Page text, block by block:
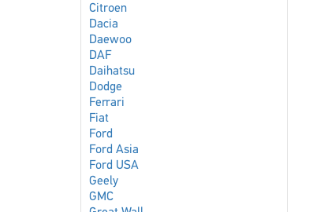
Citroen
Dacia
Daewoo
DAF
Daihatsu
Dodge
Ferrari
Fiat
Ford
Ford Asia
Ford USA
Geely
GMC